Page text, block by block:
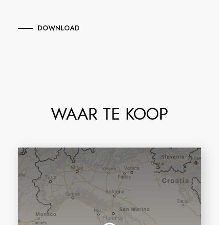
DOWNLOAD
WAAR TE KOOP